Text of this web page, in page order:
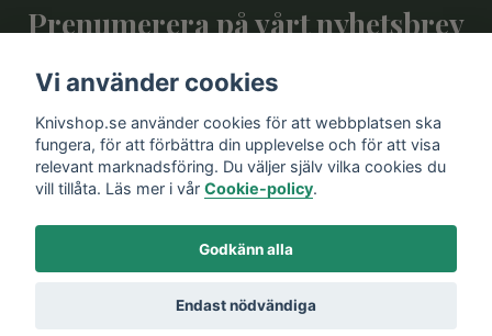
Prenumerera på vårt nyhetsbrev
© 2026 Knivshop
Vi använder cookies
Knivshop.se använder cookies för att webbplatsen ska
fungera, för att förbättra din upplevelse och för att visa
relevant marknadsföring. Du väljer själv vilka cookies du
vill tillåta. Läs mer i vår Cookie-policy.
Godkänn alla
Endast nödvändiga